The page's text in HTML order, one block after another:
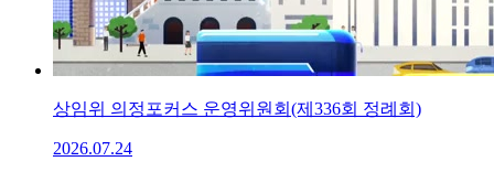
상임위 의정포커스 운영위원회(제336회 정례회)
2026.07.24